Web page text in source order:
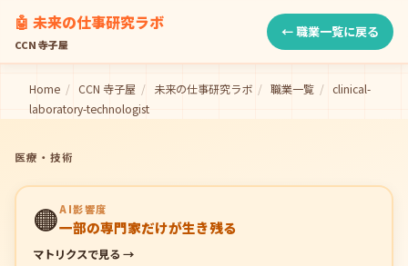
🤖 未来の仕事研究ラボ
CCN 寺子屋
← 職業一覧に戻る
Home / CCN 寺子屋 / 未来の仕事研究ラボ / 職業一覧 / clinical-
laboratory-technologist
医療・技術
🟠AI影響度
一部の専門家だけが生き残る
マトリクスで見る →